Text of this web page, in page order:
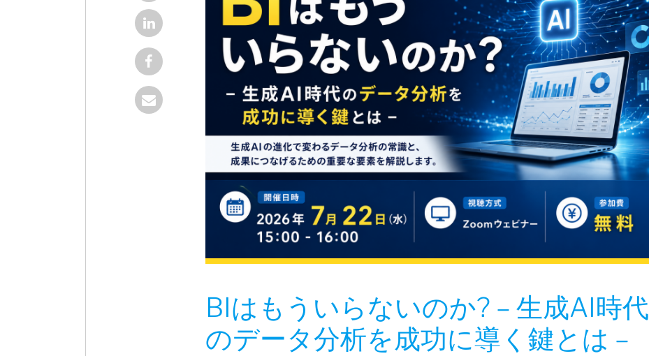
BIはもういらないのか? – 生成AI時代
のデータ分析を成功に導く鍵とは –